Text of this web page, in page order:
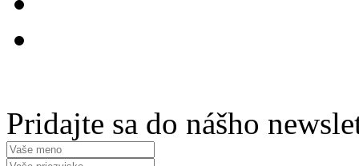
Pridajte sa do nášho